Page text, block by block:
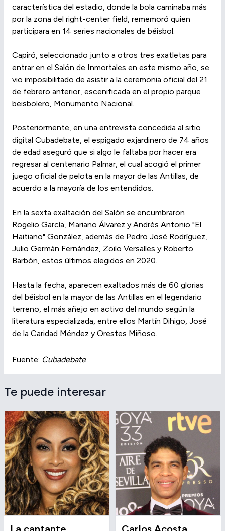
característica del estadio, donde la bola caminaba más
por la zona del right-center field, rememoró quien
participara en 14 series nacionales de béisbol.
Capiró, seleccionado junto a otros tres exatletas para
entrar en el Salón de Inmortales en este mismo año, se
vio imposibilitado de asistir a la ceremonia oficial del 21
de febrero anterior, escenificada en el propio parque
beisbolero, Monumento Nacional.
Posteriormente, en una entrevista concedida al sitio
digital Cubadebate, el espigado exjardinero de 74 años
de edad aseguró que si algo le faltaba por hacer era
regresar al centenario Palmar, el cual acogió el primer
juego oficial de pelota en la mayor de las Antillas, de
acuerdo a la mayoría de los entendidos.
En la sexta exaltación del Salón se encumbraron
Rogelio García, Mariano Álvarez y Andrés Antonio "El
Haitiano" González, además de Pedro José Rodríguez,
Julio Germán Fernández, Zoilo Versalles y Roberto
Barbón, estos últimos elegidos en 2020.
Hasta la fecha, aparecen exaltados más de 60 glorias
del béisbol en la mayor de las Antillas en el legendario
terreno, el más añejo en activo del mundo según la
literatura especializada, entre ellos Martín Dihigo, José
de la Caridad Méndez y Orestes Miñoso.
Fuente: Cubadebate
Te puede interesar